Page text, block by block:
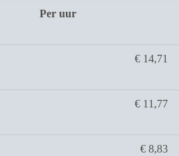
Per uur
€ 14,71
€ 11,77
€ 8,83